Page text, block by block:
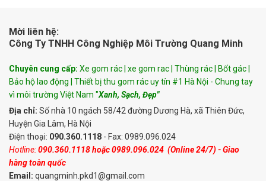
Mời liên hệ:
Công Ty TNHH Công Nghiệp Môi Trường Quang Minh
Chuyên cung cấp: Xe gom rác | xe gom rac | Thùng rác | Bốt gác |
Bảo hộ lao động | Thiết bị thu gom rác uy tín #1 Hà Nội - Chung tay
vì môi trường Việt Nam "Xanh, Sạch, Đẹp"
Địa chỉ: Số nhà 10 ngách 58/42 đường Dương Hà, xã Thiên Đức,
Huyện Gia Lâm, Hà Nội
Điện thoại: 090.360.1118 - Fax: 0989.096.024
Hotline:090.360.1118hoặc0989.096.024 (Online 24/7) - Giao
hàng toàn quốc
Email: quangminh.pkd1@gmail.com